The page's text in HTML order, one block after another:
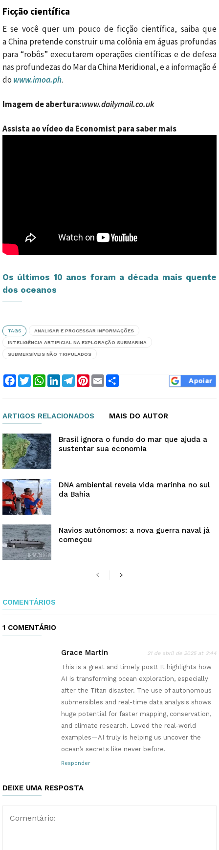
Ficção científica
E se você quer um pouco de ficção científica, saiba que
a China pretende construir uma colônia em águas profundas
para “robôs” executarem operações científicas e de defesa
nas profundezas do Mar da China Meridional, e a informação é
do www.imoa.ph.
Imagem de abertura:www.dailymail.co.uk
Assista ao vídeo da Economist para saber mais
Os últimos 10 anos foram a década mais quente
dos oceanos
TAGS ANALISAR E PROCESSAR INFORMAÇÕES
INTELIGÊNCIA ARTIFICIAL NA EXPLORAÇÃO SUBMARINA
SUBMERSÍVEIS NÃO TRIPULADOS
Facebook
TwitterWhatsApp
LinkedInTelegram
Pinterest
Email
ARTIGOS RELACIONADOS MAIS DO AUTOR
Brasil ignora o fundo do mar que ajuda a
sustentar sua economia
DNA ambiental revela vida marinha no sul
da Bahia
Navios autônomos: a nova guerra naval já
começou
COMENTÁRIOS
1 COMENTÁRIO
Grace Martin 21 de abril de 2025 at 3:44
This is a great and timely post! It highlights how
AI is transforming ocean exploration, especially
after the Titan disaster. The use of autonomous
submersibles and real-time data analysis shows
huge potential for faster mapping, conservation,
and climate research. Loved the real-world
examples—AI truly is helping us uncover the
ocean’s secrets like never before.
Responder
DEIXE UMA RESPOSTA